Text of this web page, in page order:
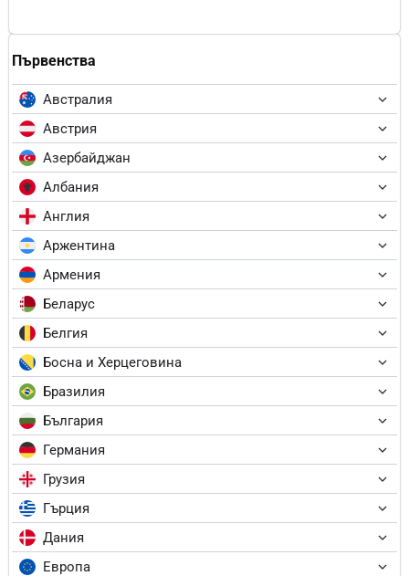
Първенства
Австралия
Австрия
Азербайджан
Албания
Англия
Аржентина
Армения
Беларус
Белгия
Босна и Херцеговина
Бразилия
България
Германия
Грузия
Гърция
Дания
Европа